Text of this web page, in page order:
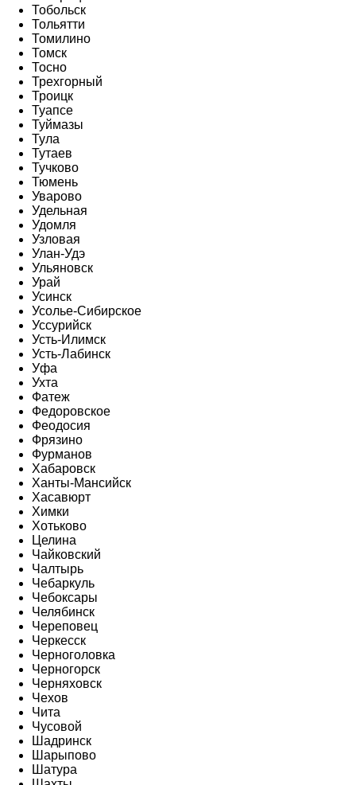
Тобольск
Тольятти
Томилино
Томск
Тосно
Трехгорный
Троицк
Туапсе
Туймазы
Тула
Тутаев
Тучково
Тюмень
Уварово
Удельная
Удомля
Узловая
Улан-Удэ
Ульяновск
Урай
Усинск
Усолье-Сибирское
Уссурийск
Усть-Илимск
Усть-Лабинск
Уфа
Ухта
Фатеж
Федоровское
Феодосия
Фрязино
Фурманов
Хабаровск
Ханты-Мансийск
Хасавюрт
Химки
Хотьково
Целина
Чайковский
Чалтырь
Чебаркуль
Чебоксары
Челябинск
Череповец
Черкесск
Черноголовка
Черногорск
Черняховск
Чехов
Чита
Чусовой
Шадринск
Шарыпово
Шатура